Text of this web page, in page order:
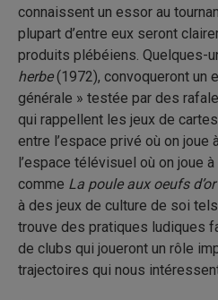
connaissent un essor au
plupart d’entre eux seront
produits plébéiens. Quelques-
herbe(1972), convoqueront un
générale » testée par des
qui rappellent les jeux de
entre l’espace privé où on joue
l’espace télévisuel où on joue
comme La poule aux oeufs d’or
à des jeux de culture de soi tels
trouve des pratiques ludiques
de clubs qui joueront un rôle
trajectoires qui nous